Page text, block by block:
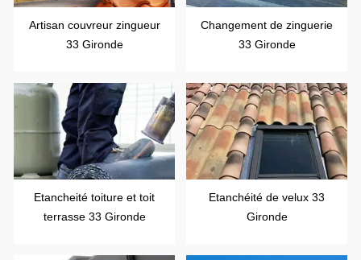
Artisan couvreur zingueur
33 Gironde
Changement de zinguerie
33 Gironde
Etancheité toiture et toit
terrasse 33 Gironde
Etanchéité de velux 33
Gironde